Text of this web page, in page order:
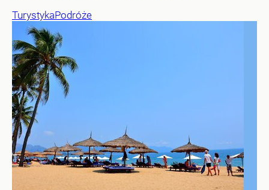
TurystykaPodróże